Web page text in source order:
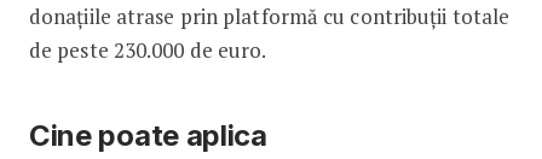
donațiile atrase prin platformă cu contribuții totale
de peste 230.000 de euro.
Cine poate aplica